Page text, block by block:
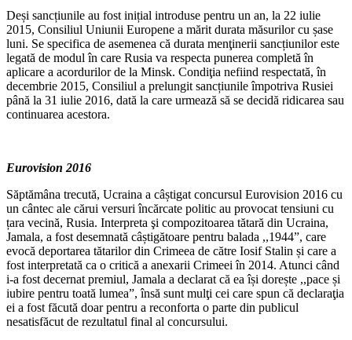
Deși sancțiunile au fost inițial introduse pentru un an, la 22 iulie
2015, Consiliul Uniunii Europene a mărit durata măsurilor cu șase
luni. Se specifica de asemenea că durata menţinerii sancțiunilor este
legată de modul în care Rusia va respecta punerea completă în
aplicare a acordurilor de la Minsk. Condiţia nefiind respectată, în
decembrie 2015, Consiliul a prelungit sancțiunile împotriva Rusiei
până la 31 iulie 2016, dată la care urmează să se decidă ridicarea sau
continuarea acestora.
Eurovision 2016
Săptămâna trecută, Ucraina a câștigat concursul Eurovision 2016 cu
un cântec ale cărui versuri încărcate politic au provocat tensiuni cu
țara vecină, Rusia. Interpreta şi compozitoarea tătară din Ucraina,
Jamala, a fost desemnată câștigătoare pentru balada ,,1944ˮ, care
evocă deportarea tătarilor din Crimeea de către Iosif Stalin și care a
fost interpretată ca o critică a anexarii Crimeei în 2014. Atunci când
i-a fost decernat premiul, Jamala a declarat că ea își dorește ,,pace și
iubire pentru toată lumeaˮ, însă sunt mulţi cei care spun că declaraţia
ei a fost făcută doar pentru a reconforta o parte din publicul
nesatisfăcut de rezultatul final al concursului.